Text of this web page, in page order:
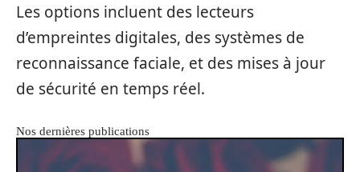
Les options incluent des lecteurs
d’empreintes digitales, des systèmes de
reconnaissance faciale, et des mises à jour
de sécurité en temps réel.
Nos dernières publications